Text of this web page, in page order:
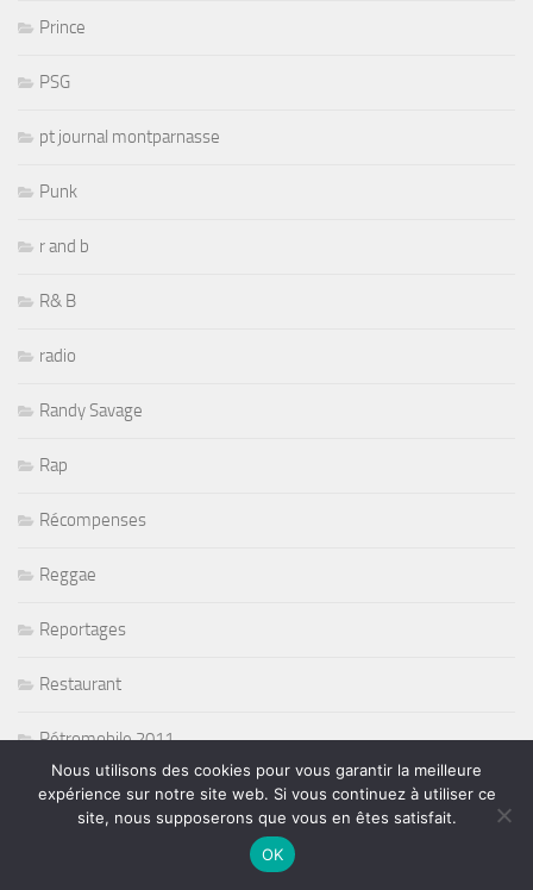
Prince
PSG
pt journal montparnasse
Punk
r and b
R& B
radio
Randy Savage
Rap
Récompenses
Reggae
Reportages
Restaurant
Rétromobile 2011
Return To Forever
Nous utilisons des cookies pour vous garantir la meilleure
expérience sur notre site web. Si vous continuez à utiliser ce
site, nous supposerons que vous en êtes satisfait.
OK